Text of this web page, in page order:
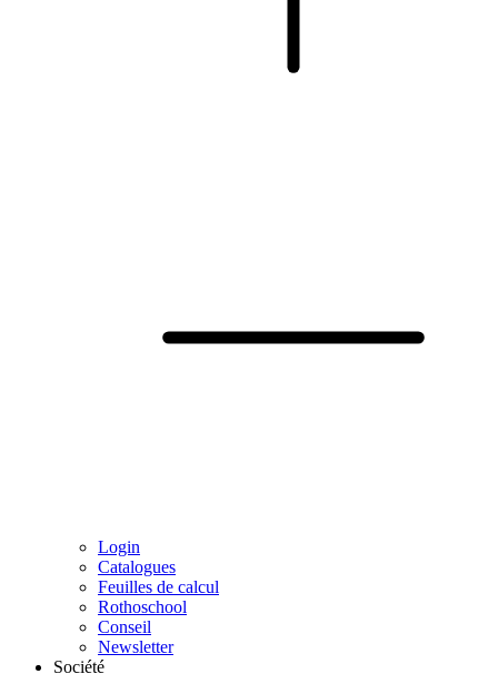
Login
Catalogues
Feuilles de calcul
Rothoschool
Conseil
Newsletter
Société